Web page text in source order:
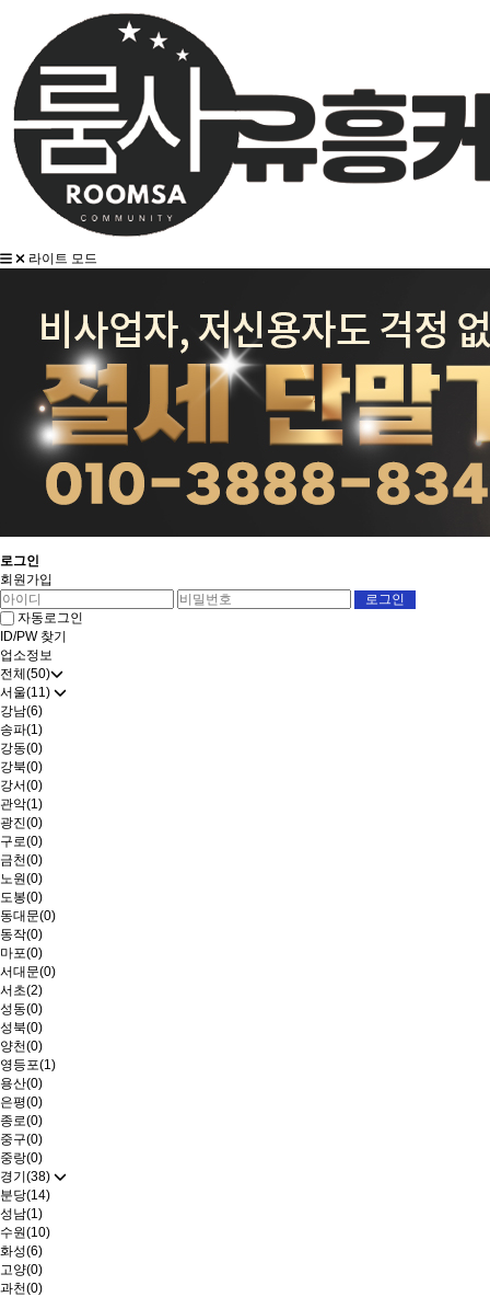
라이트 모드
로그인
회원가입
자동로그인
ID/PW 찾기
업소정보
전체(50)
서울(11)
강남(6)
송파(1)
강동(0)
강북(0)
강서(0)
관악(1)
광진(0)
구로(0)
금천(0)
노원(0)
도봉(0)
동대문(0)
동작(0)
마포(0)
서대문(0)
서초(2)
성동(0)
성북(0)
양천(0)
영등포(1)
용산(0)
은평(0)
종로(0)
중구(0)
중랑(0)
경기(38)
분당(14)
성남(1)
수원(10)
화성(6)
고양(0)
과천(0)